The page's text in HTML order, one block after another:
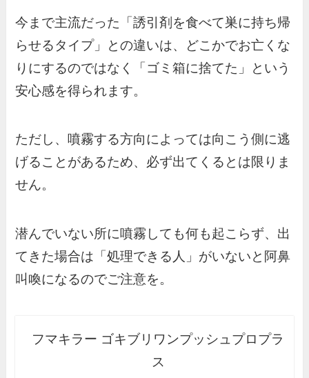
今まで主流だった「誘引剤を食べて巣に持ち帰
らせるタイプ」との違いは、どこかでお亡くな
りにするのではなく「ゴミ箱に捨てた」という
安心感を得られます。
ただし、噴霧する方向によっては向こう側に逃
げることがあるため、必ず出てくるとは限りま
せん。
潜んでいない所に噴霧しても何も起こらず、出
てきた場合は「処理できる人」がいないと阿鼻
叫喚になるのでご注意を。
フマキラー ゴキブリワンプッシュプロプラ
ス